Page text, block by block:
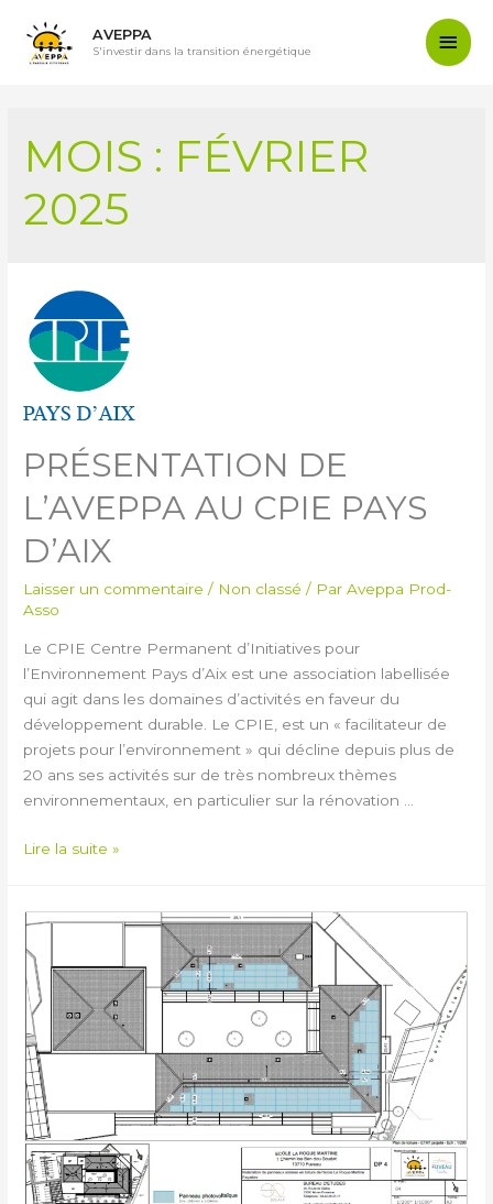
AVEPPA
S'investir dans la transition énergétique
MOIS : FÉVRIER
2025
PRÉSENTATION DE
L’AVEPPA AU CPIE PAYS
D’AIX
Laisser un commentaire / Non classé / ParAveppa Prod-
Asso
Le CPIE Centre Permanent d’Initiatives pour
l’Environnement Pays d’Aix est une association labellisée
qui agit dans les domaines d’activités en faveur du
développement durable. Le CPIE, est un « facilitateur de
projets pour l’environnement » qui décline depuis plus de
20 ans ses activités sur de très nombreux thèmes
environnementaux, en particulier sur la rénovation …
Lire la suite »